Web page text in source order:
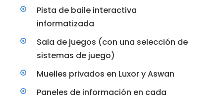
Pista de baile interactiva
informatizada
Sala de juegos (con una selección de
sistemas de juego)
Muelles privados en Luxor y Aswan
Paneles de información en cada